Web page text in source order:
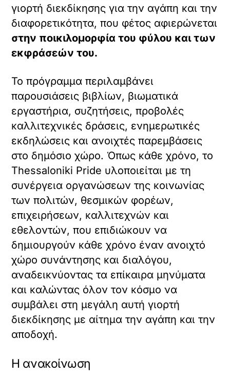
γιορτή διεκδίκησης για την αγάπη και την
διαφορετικότητα, που φέτος αφιερώνεται
στην ποικιλομορφία του φύλου και των
εκφράσεών του.
Το πρόγραμμα περιλαμβάνει
παρουσιάσεις βιβλίων, βιωματικά
εργαστήρια, συζητήσεις, προβολές
καλλιτεχνικές δράσεις, ενημερωτικές
εκδηλώσεις και ανοιχτές παρεμβάσεις
στο δημόσιο χώρο. Όπως κάθε χρόνο, το
Thessaloniki Pride υλοποιείται με τη
συνέργεια οργανώσεων της κοινωνίας
των πολιτών, θεσμικών φορέων,
επιχειρήσεων, καλλιτεχνών και
εθελοντών, που επιδιώκουν να
δημιουργούν κάθε χρόνο έναν ανοιχτό
χώρο συνάντησης και διαλόγου,
αναδεικνύοντας τα επίκαιρα μηνύματα
και καλώντας όλον τον κόσμο να
συμβάλει στη μεγάλη αυτή γιορτή
διεκδίκησης με αίτημα την αγάπη και την
αποδοχή.
Η ανακοίνωση